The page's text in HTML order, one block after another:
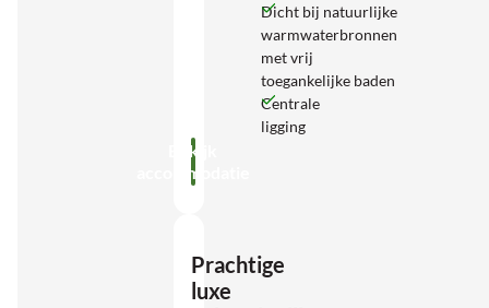
Dicht bij natuurlijke
warmwaterbronnen
met vrij
toegankelijke baden
Centrale
ligging
Bekijk
accommodatie
Prachtige
luxe